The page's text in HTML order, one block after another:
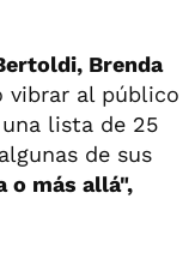
Brenda
vibrar al público
lista de 25
de sus
o más allá",